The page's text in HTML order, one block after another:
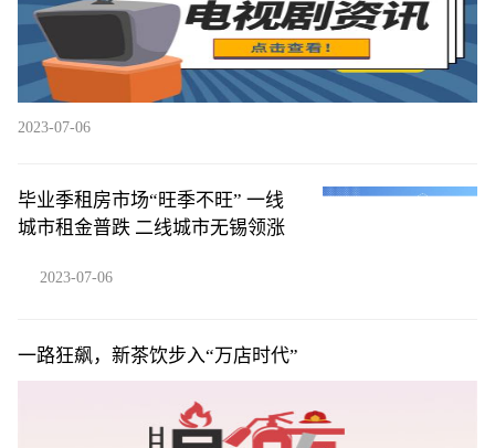
2023-07-06
毕业季租房市场“旺季不旺” 一线
城市租金普跌 二线城市无锡领涨
2023-07-06
一路狂飙，新茶饮步入“万店时代”